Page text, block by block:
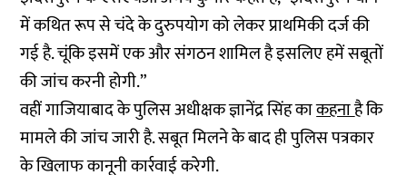
में कथित रूप से चंदे के दुरुपयोग को लेकर प्राथमिकी दर्ज की
गई है. चूंकि इसमें एक और संगठन शामिल है इसलिए हमें सबूतों
की जांच करनी होगी.”
वहीं गाजियाबाद के पुलिस अधीक्षक ज्ञानेंद्र सिंह काकहनाहै कि
मामले की जांच जारी है. सबूत मिलने के बाद ही पुलिस पत्रकार
के खिलाफ कानूनी कार्रवाई करेगी.